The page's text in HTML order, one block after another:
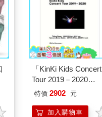
「KinKi Kids Concert
Tour 2019－2020
ThanKs 2 YOU」Blu
特價 2902 元
加入購物車